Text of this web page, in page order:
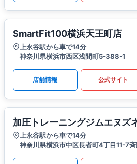
SmartFit100横浜天王町店
上永谷駅から車で14分
神奈川県横浜市西区浅間町5-388-1
店舗情報 公式サイト
加圧トレーニングジムエヌズ
上永谷駅から車で14分
神奈川県横浜市中区長者町4丁目11-7